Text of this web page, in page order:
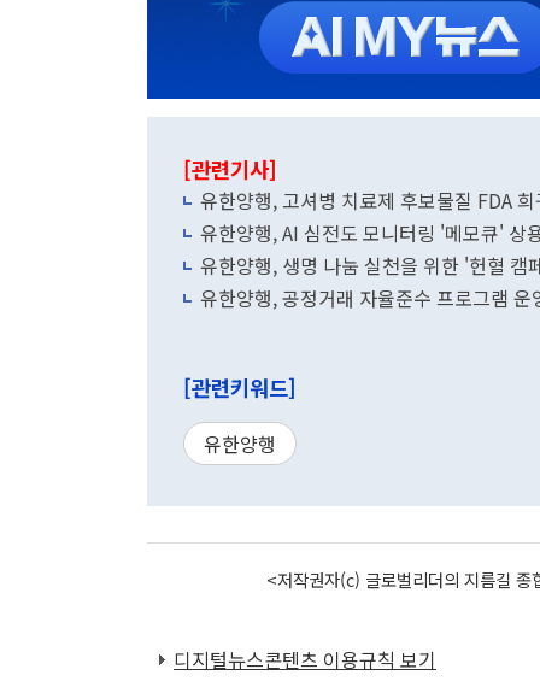
[관련기사]
유한양행, 고셔병 치료제 후보물질 FDA
유한양행, AI 심전도 모니터링 '메모큐' 상
유한양행, 생명 나눔 실천을 위한 '헌혈 캠
유한양행, 공정거래 자율준수 프로그램 운
[관련키워드]
유한양행
<저작권자(c) 글로벌리더의 지름길
디지털뉴스콘텐츠 이용규칙 보기